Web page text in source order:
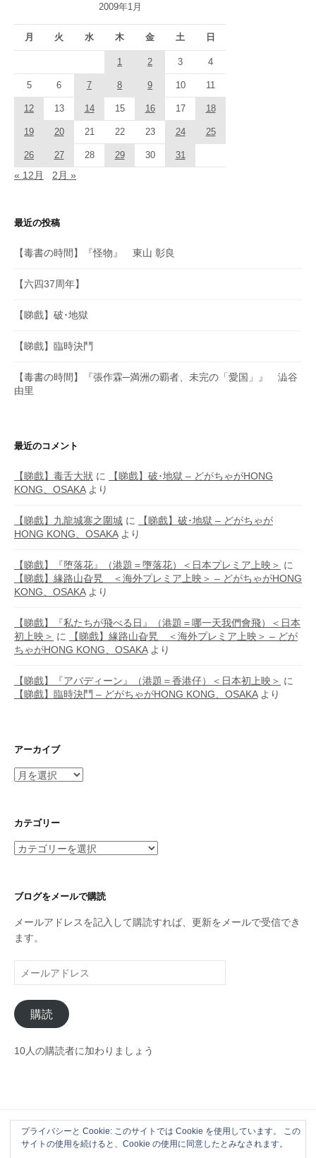
2009年1月
月 火 水 木 金 土 日
1 2 3 4
5 6 7 8 9 10 11
12 13 14 15 16 17 18
19 20 21 22 23 24 25
26 27 28 29 30 31
« 12月 2月 »
最近の投稿
【毒書の時間】『怪物』 東山 彰良
【六四37周年】
【睇戲】破･地獄
【睇戲】臨時決鬥
【毒書の時間】『張作霖─満洲の覇者、未完の「愛国」』 澁谷
由里
最近のコメント
【睇戲】毒舌大狀 に
【睇戲】破･地獄 – どがちゃがHONG
KONG、OSAKAより
【睇戲】九龍城寨之圍城 に
【睇戲】破･地獄 – どがちゃが
HONG KONG、OSAKAより
【睇戲】『堕落花』（港題＝墮落花）＜日本プレミア上映＞ に
【睇戲】緣路山旮旯 ＜海外プレミア上映＞ – どがちゃがHONG
KONG、OSAKAより
【睇戲】『私たちが飛べる日』（港題＝哪一天我們會飛）＜日本
初上映＞ に
【睇戲】緣路山旮旯 ＜海外プレミア上映＞ – どが
ちゃがHONG KONG、OSAKAより
【睇戲】『アバディーン』（港題＝香港仔）＜日本初上映＞ に
【睇戲】臨時決鬥 – どがちゃがHONG KONG、OSAKAより
アーカイブ
ア
イ
カテゴリー
カ
リ
ブログをメールで購読
メールアドレスを記入して購読すれば、更新をメールで受信でき
ます。
ー
ル
ア
ド
レ
購読
10人の購読者に加わりましょう
Powered byWordPress | Theme byThemehaus
プライバシーと Cookie: このサイトでは Cookie を使用しています。 この
サイトの使用を続けると、Cookie の使用に同意したとみなされます。